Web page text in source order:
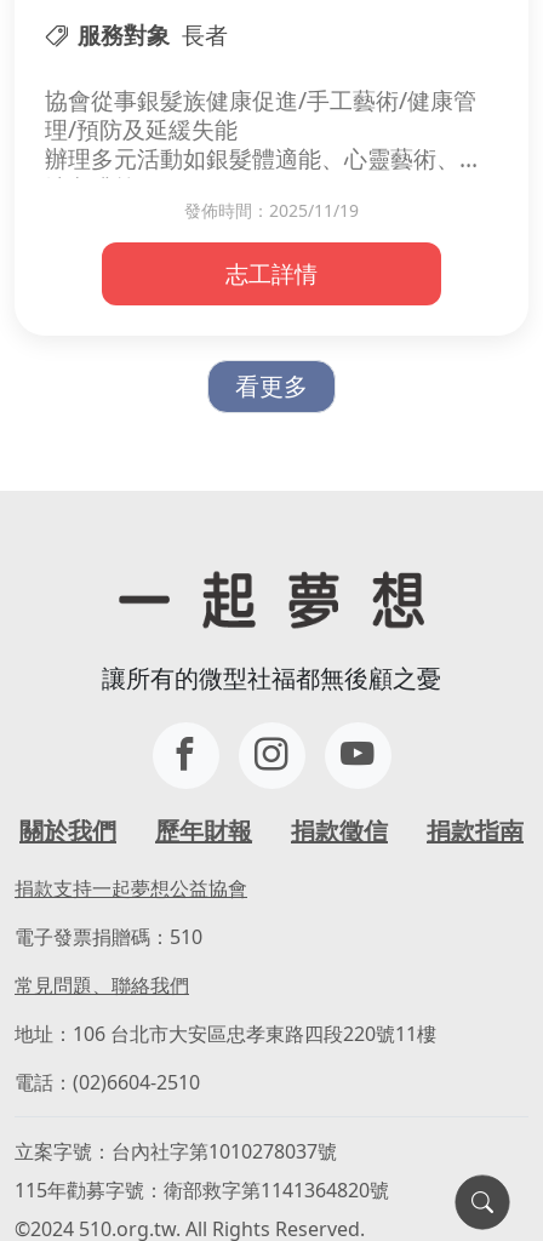
服務對象 長者
協會從事銀髮族健康促進/手工藝術/健康管
理/預防及延緩失能
辦理多元活動如銀髮體適能、心靈藝術、手
沖咖啡等
志工服務內容不拘，陪伴、活動、行政等...
都誠摯歡迎!!
發佈時間：2025/11/19
志工詳情
看更多
讓所有的微型社福都無後顧之憂
關於我們 歷年財報 捐款徵信 捐款指南
捐款支持一起夢想公益協會
電子發票捐贈碼：510
常見問題、聯絡我們
地址：106 台北市大安區忠孝東路四段220號11樓
電話：(02)6604-2510
立案字號
台內社字第1010278037號
115年勸募字號
衛部救字第1141364820號
©2024 510.org.tw. All Rights Reserved.